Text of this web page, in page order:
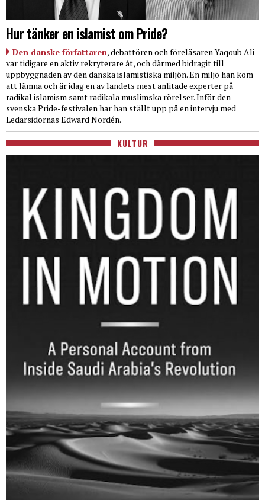
Hur tänker en islamist om Pride?
Den danske författaren, debattören och föreläsaren Yaqoub Ali
var tidigare en aktiv rekryterare åt, och därmed bidragit till
uppbyggnaden av den danska islamistiska miljön. En miljö han kom
att lämna och är idag en av landets mest anlitade experter på
radikal islamism samt radikala muslimska rörelser. Inför den
svenska Pride-festivalen har han ställt upp på en intervju med
Ledarsidornas Edward Nordén.
KULTUR